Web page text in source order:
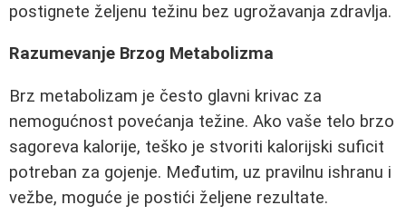
postignete željenu težinu bez ugrožavanja zdravlja.
Razumevanje Brzog Metabolizma
Brz metabolizam je često glavni krivac za
nemogućnost povećanja težine. Ako vaše telo brzo
sagoreva kalorije, teško je stvoriti kalorijski suficit
potreban za gojenje. Međutim, uz pravilnu ishranu i
vežbe, moguće je postići željene rezultate.